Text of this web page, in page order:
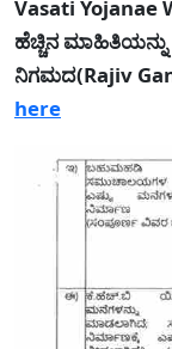
Vasati Yojanae
ಹೆಚ್ಚಿನ
ನಿಗಮದ(Rajiv
here